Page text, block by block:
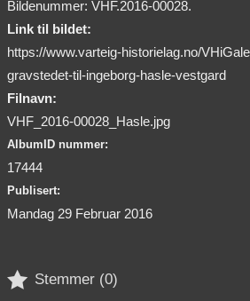
Bildenummer: VHF.2016-00028.
Link til bildet:
https://www.varteig-historielag.no/
gravstedet-til-ingeborg-hasle-vestgard
Filnavn:
VHF_2016-00028_Hasle.jpg
AlbumID nummer:
17444
Publisert:
Mandag 29 Februar 2016
 Stemmer (0)